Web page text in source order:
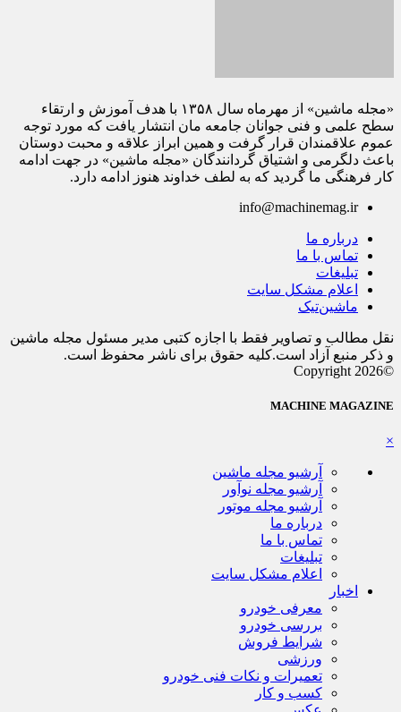
«مجله ماشین» از مهرماه سال ۱۳۵۸ با هدف آموزش و ارتقاء
سطح علمی و فنی جوانان جامعه مان انتشار یافت که مورد توجه
عموم علاقمندان قرار گرفت و همین ابراز علاقه و محبت دوستان
باعث دلگرمی و اشتیاق گردانندگان «مجله ماشین» در جهت ادامه
کار فرهنگی ما گردید که به لطف خداوند هنوز ادامه دارد.
info@machinemag.ir
درباره ما
تماس با ما
تبلیغات
اعلام مشکل سایت
ماشین‌تیک
نقل مطالب و تصاویر فقط با اجازه کتبی مدیر مسئول مجله ماشین
و ذکر منبع آزاد است.کلیه حقوق برای ناشر محفوظ است.
©Copyright 2026
MACHINE MAGAZINE
×
آرشیو مجله ماشین
آرشیو مجله نوآور
آرشیو مجله موتور
درباره ما
تماس با ما
تبلیغات
اعلام مشکل سایت
اخبار
معرفی خودرو
بررسی خودرو
شرایط فروش
ورزشی
تعمیرات و نکات فنی خودرو
کسب و کار